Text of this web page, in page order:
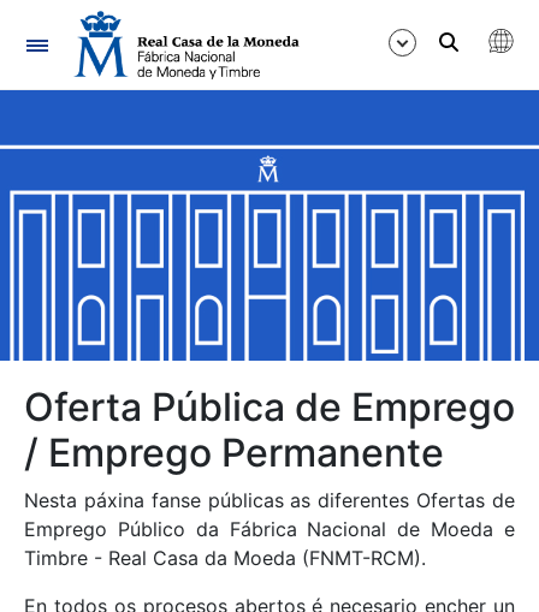
Navegación
Mostrar/Ocultar
Mostrar/Ocultar
Mostrar/Ocultar
Mostrar/Ocultar
Mostrar/Ocultar
Oferta Pública de Emprego
/ Emprego Permanente
Nesta páxina fanse públicas as diferentes Ofertas de
Emprego Público da Fábrica Nacional de Moeda e
Timbre - Real Casa da Moeda (FNMT-RCM).
En todos os procesos abertos é necesario encher un